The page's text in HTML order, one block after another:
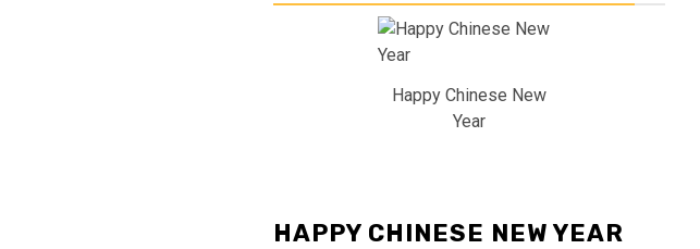
Happy Chinese New
Year
HAPPY CHINESE NEW YEAR